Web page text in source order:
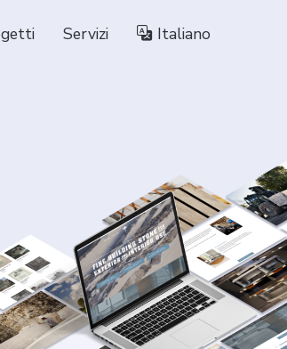
Servizi Italiano